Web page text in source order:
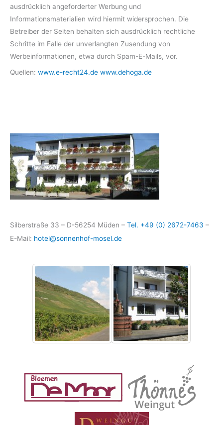
ausdrücklich angeforderter Werbung und
Informationsmaterialien wird hiermit widersprochen. Die
Betreiber der Seiten behalten sich ausdrücklich rechtliche
Schritte im Falle der unverlangten Zusendung von
Werbeinformationen, etwa durch Spam-E-Mails, vor.
Quellen: www.e-recht24.de www.dehoga.de
Silberstraße 33 – D-56254 Müden – Tel. +49 (0) 2672-7463 –
E-Mail: hotel@sonnenhof-mosel.de